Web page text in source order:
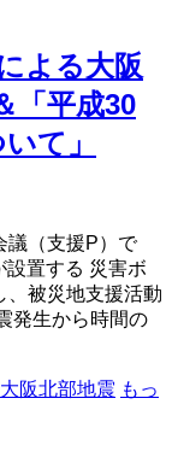
よる大阪
「平成30
て」
議（支援P）で
置する 災害ボ
、被災地支援活動
発生から時間の
阪北部地震 もっ